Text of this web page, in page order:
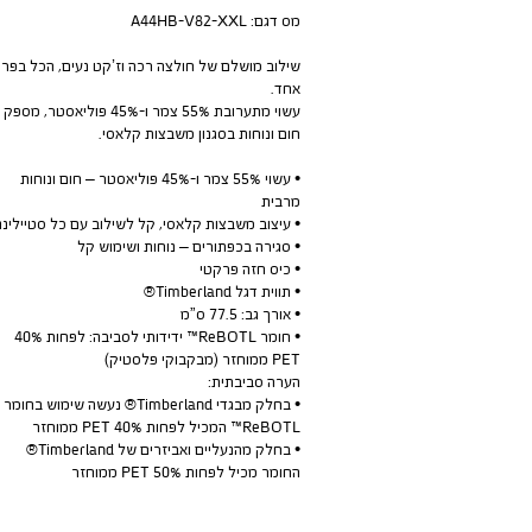
מס דגם:A44HB-V82-XXL
שילוב מושלם של חולצה רכה וז’קט נעים, הכל
אחד.
עשוי מתערובת 55% צמר ו-45% פוליאסטר, מספק
חום ונוחות בסגנון משבצות קלאסי.
• עשוי 55% צמר ו-45% פוליאסטר – חום ונוחות
מרבית
• עיצוב משבצות קלאסי, קל לשילוב עם כל
• סגירה בכפתורים – נוחות ושימוש קל
• כיס חזה פרקטי
• תווית דגל Timberland®
• אורך גב: 77.5 ס”מ
• חומר ReBOTL™ ידידותי לסביבה: לפחות 40%
PET ממוחזר (מבקבוקי פלסטיק)
הערה סביבתית:
• בחלק מבגדי Timberland® נעשה שימוש בחומר
ReBOTL™ המכיל לפחות 40% PET ממוחזר
• בחלק מהנעליים ואביזרים של Timberland®
החומר מכיל לפחות 50% PET ממוחזר